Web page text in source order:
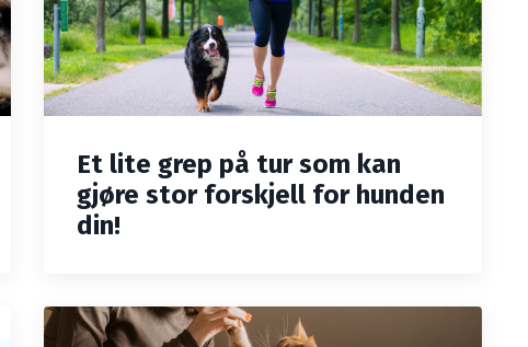
Et lite grep på tur som kan
gjøre stor forskjell for hunden
din!